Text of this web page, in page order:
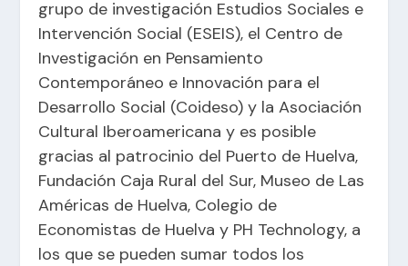
grupo de investigación Estudios Sociales e
Intervención Social (ESEIS), el Centro de
Investigación en Pensamiento
Contemporáneo e Innovación para el
Desarrollo Social (Coideso) y la Asociación
Cultural Iberoamericana y es posible
gracias al patrocinio del Puerto de Huelva,
Fundación Caja Rural del Sur, Museo de Las
Américas de Huelva, Colegio de
Economistas de Huelva y PH Technology, a
los que se pueden sumar todos los